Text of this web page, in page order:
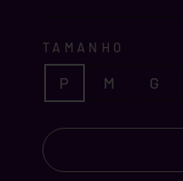
TAMANHO
P M G